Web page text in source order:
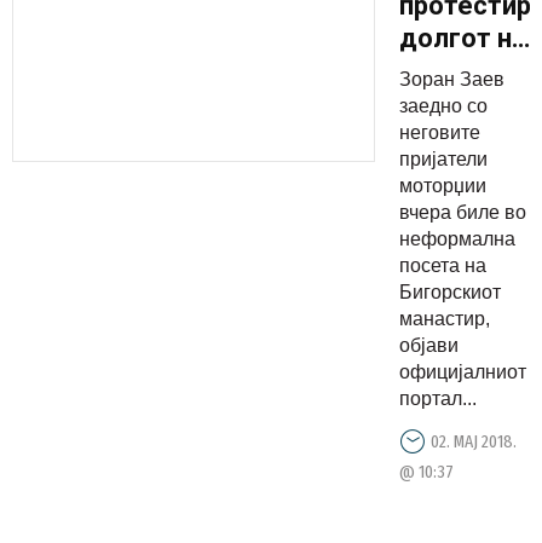
долгот на
државата
расте,
се
продава,
Заев се
вози на
мотор
(фото)
Зоран Заев
заедно со
неговите
пријатели
моторџии
вчера биле во
неформална
посета на
Бигорскиот
манастир,
објави
официјалниот
портал...
02. МАЈ 2018.
@ 10:37